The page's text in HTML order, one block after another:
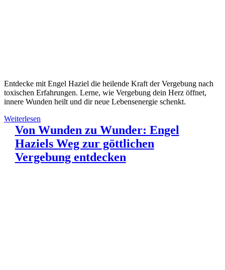
Entdecke mit Engel Haziel die heilende Kraft der Vergebung nach
toxischen Erfahrungen. Lerne, wie Vergebung dein Herz öffnet,
innere Wunden heilt und dir neue Lebensenergie schenkt.
Weiterlesen
Von Wunden zu Wunder: Engel
Haziels Weg zur göttlichen
Vergebung entdecken